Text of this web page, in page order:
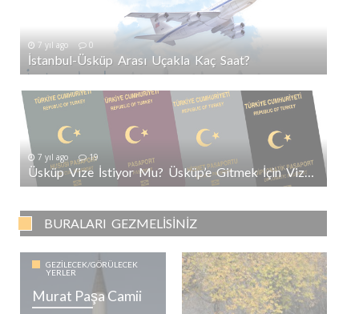
7 yıl ago 0
İstanbul-Üsküp Arası Uçakla Kaç Saat?
7 yıl ago 19
Üsküp Vize İstiyor Mu? Üsküp’e Gitmek İçin Vize Gerekli Mi?
BURALARI GEZMELISINIZ
GEZILECEK/GÖRÜLECEK
YERLER
Murat Paşa Camii